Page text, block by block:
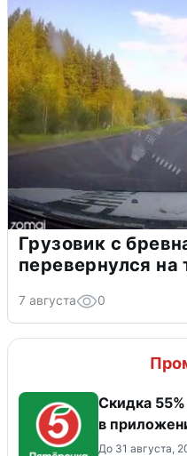
Грузовик с
перевернулся
7 августа 0
Скидка
в
До 31 августа,